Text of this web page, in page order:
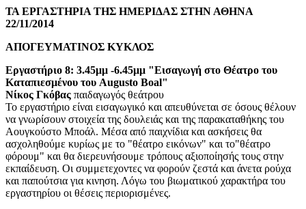
ΤΑ ΕΡΓΑΣΤΗΡΙΑ ΤΗΣ ΗΜΕΡΙΔΑΣ ΣΤΗΝ ΑΘΗΝΑ
22/11/2014
ΑΠΟΓΕΥΜΑΤΙΝΟΣ ΚΥΚΛΟΣ
Εργαστήριο 8: 3.45μμ -6.45μμ "Εισαγωγή στο Θέατρο του
Καταπιεσμένου του Augusto Boal"
Νίκος Γκόβας παιδαγωγός θεάτρου
Το εργαστήριο είναι εισαγωγικό και απευθύνεται σε όσους θέλουν
να γνωρίσουν στοιχεία της δουλειάς και της παρακαταθήκης του
Αουγκούστο Μποάλ. Μέσα από παιχνίδια και ασκήσεις θα
ασχοληθούμε κυρίως με το "θέατρο εικόνων" και το"θέατρο
φόρουμ" και θα διερευνήσουμε τρόπους αξιοποίησής τους στην
εκπαίδευση. Οι συμμετεχοντες να φορούν ζεστά και άνετα ρούχα
και παπούτσια για κινηση. Λόγω του βιωματικού χαρακτήρα του
εργαστηρίου οι θέσεις περιορισμένες.